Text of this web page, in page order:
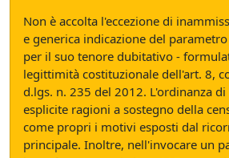
Non è accolta l'eccezione di
e generica indicazione del
per il suo tenore dubitativo -
legittimità costituzionale dell'art. 8,
d.lgs. n. 235 del 2012. L'ordinanza
esplicite ragioni a sostegno della
come propri i motivi esposti dal
principale. Inoltre, nell'invocare un